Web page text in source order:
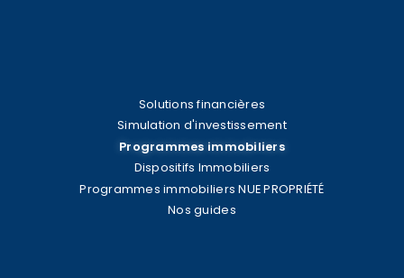
Solutions financières
Simulation d'investissement
Programmes immobiliers
Dispositifs Immobiliers
Programmes immobiliers NUE PROPRIÉTÉ
Nos guides